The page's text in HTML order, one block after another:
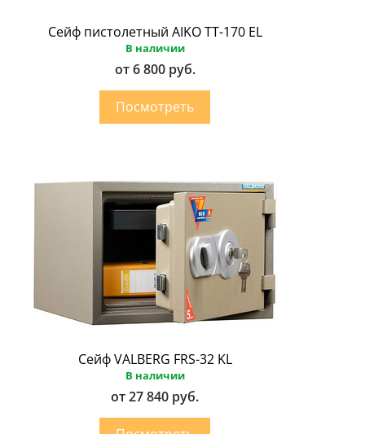
Сейф пистолетный AIKO ТТ-170 EL
В наличии
от 6 800 руб.
Сейф VALBERG FRS-32 KL
В наличии
от 27 840 руб.